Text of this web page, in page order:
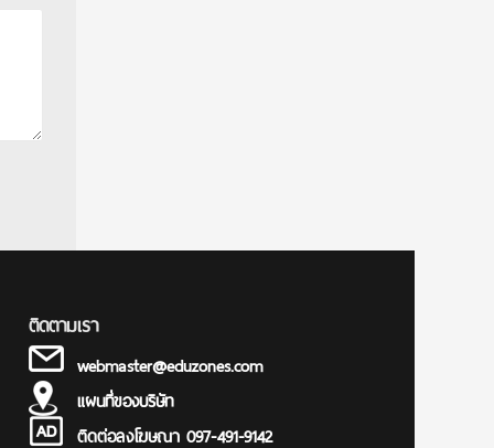
ติดตามเรา
webmaster@eduzones.com
แผนที่ของบริษัท
ติดต่อลงโฆษณา 097-491-9142